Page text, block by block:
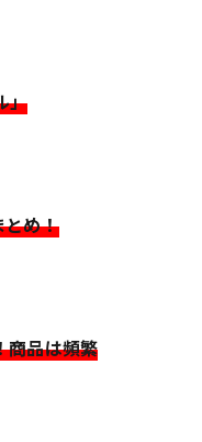
」
め！
商品は頻繁